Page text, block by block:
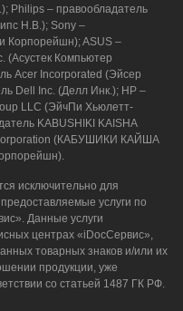
Philips – правообладатель
Н.В.); Sony –
Корпорейшн); ASUS –
(Асустек Компьютер
Acer Incorporated (Эйсер
Dell Inc. (Делл Инк.); HP –
LLC (ЭйчПи Хьюлетт-
KABUSHIKI KAISHA
Corporation (КАБУШИКИ КАЙША
исключительно для
услуги по
Данные услуги
центрах «iDocСервис»,
товарных знаков и/или их
продукции, уже
со статьей 1487 ГК РФ.